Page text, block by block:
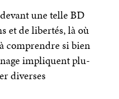
une telle BD
et de liber­tés, là où
com­prendre si bien
impliquent plu­
diverses